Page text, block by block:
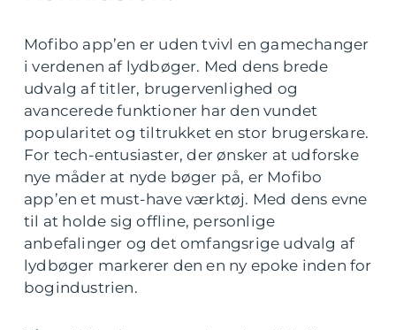
Mofibo app’en er uden tvivl en gamechanger
i verdenen af lydbøger. Med dens brede
udvalg af titler, brugervenlighed og
avancerede funktioner har den vundet
popularitet og tiltrukket en stor brugerskare.
For tech-entusiaster, der ønsker at udforske
nye måder at nyde bøger på, er Mofibo
app’en et must-have værktøj. Med dens evne
til at holde sig offline, personlige
anbefalinger og det omfangsrige udvalg af
lydbøger markerer den en ny epoke inden for
bogindustrien.